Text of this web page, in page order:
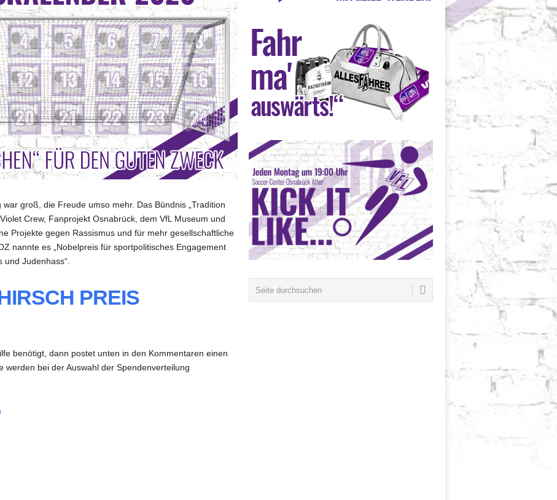
groß, die Freude umso mehr. Das Bündnis „ Tradition
Crew, Fanprojekt Osnabrück, dem VfL Museum und
Projekte gegen Rassismus und für mehr gesellschaftliche
nannte es „Nobelpreis für sportpolitisches Engagement
Judenhass“.
PREIS
benötigt, dann postet unten in den Kommentaren einen
werden bei der Auswahl der Spendenverteilung